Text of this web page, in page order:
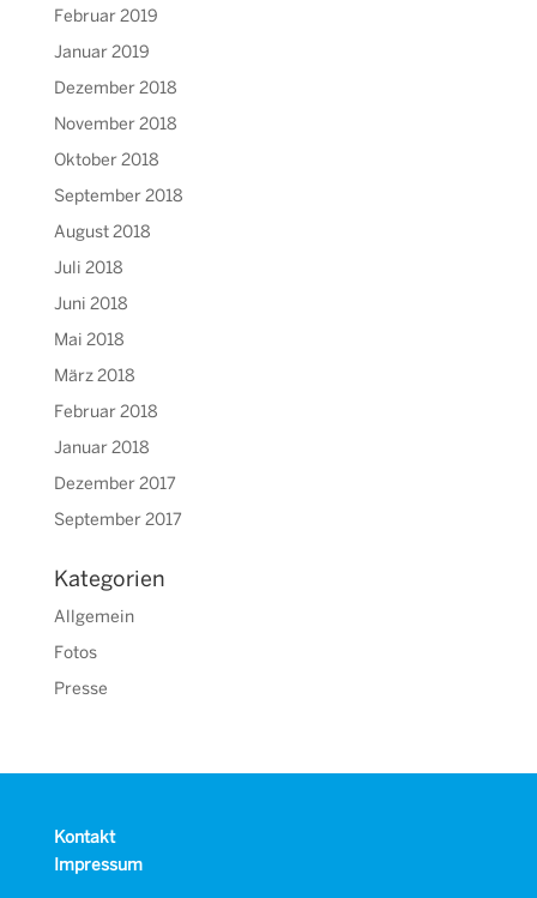
Februar 2019
Januar 2019
Dezember 2018
November 2018
Oktober 2018
September 2018
August 2018
Juli 2018
Juni 2018
Mai 2018
März 2018
Februar 2018
Januar 2018
Dezember 2017
September 2017
Kategorien
Allgemein
Fotos
Presse
Kontakt
Impressum